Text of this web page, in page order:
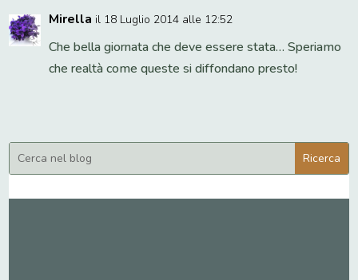
Mirella il 18 Luglio 2014 alle 12:52
Che bella giornata che deve essere stata… Speriamo
che realtà come queste si diffondano presto!